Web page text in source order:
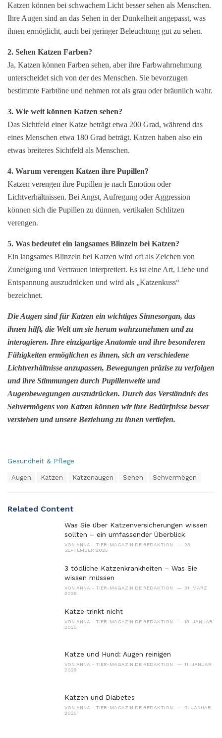
Katzen können bei schwachem Licht besser sehen als Menschen.
Ihre Augen sind an das Sehen in der Dunkelheit angepasst, was
ihnen ermöglicht, auch bei geringer Beleuchtung gut zu sehen.
2. Sehen Katzen Farben?
Ja, Katzen können Farben sehen, aber ihre Farbwahrnehmung
unterscheidet sich von der des Menschen. Sie bevorzugen
bestimmte Farbtöne und nehmen rot als grau oder bräunlich wahr.
3. Wie weit können Katzen sehen?
Das Sichtfeld einer Katze beträgt etwa 200 Grad, während das
eines Menschen etwa 180 Grad beträgt. Katzen haben also ein
etwas breiteres Sichtfeld als Menschen.
4. Warum verengen Katzen ihre Pupillen?
Katzen verengen ihre Pupillen je nach Emotion oder
Lichtverhältnissen. Bei Angst, Aufregung oder Aggression
können sich die Pupillen zu dünnen, vertikalen Schlitzen
verengen.
5. Was bedeutet ein langsames Blinzeln bei Katzen?
Ein langsames Blinzeln bei Katzen wird oft als Zeichen von
Zuneigung und Vertrauen interpretiert. Es ist eine Art, Liebe und
Entspannung auszudrücken und wird als „Katzenkuss“
bezeichnet.
Die Augen sind für Katzen ein wichtiges Sinnesorgan, das
ihnen hilft, die Welt um sie herum wahrzunehmen und zu
interagieren. Ihre einzigartige Anatomie und ihre besonderen
Fähigkeiten ermöglichen es ihnen, sich an verschiedene
Lichtverhältnisse anzupassen, Bewegungen präzise zu verfolgen
und ihre Stimmungen durch Pupillenweite und
Augenbewegungen auszudrücken. Durch das Verständnis des
Sehvermögens von Katzen können wir ihre Bedürfnisse besser
verstehen und unsere Beziehung zu ihnen vertiefen.
C
o
r
Gesundheit & Pflege
:
Augen Katzen Katzenaugen Sehen Sehvermögen
Related Content
Was Sie über Katzenversicherungen wissen
sollten – ein umfassender Überblick
VON ANNA - TIER-MAGAZIN.DE REDAKTION
23.
SEPTEMBER 2025
3 tödliche Katzenkrankheiten – Was Sie
wissen müssen
VON ANNA - TIER-MAGAZIN.DE REDAKTION
31. MÄRZ
2025
Katze trinkt nicht
VON ANNA - TIER-MAGAZIN.DE REDAKTION
13. JANUAR
2025
Katze und Hund: Augen reinigen
VON ANNA - TIER-MAGAZIN.DE REDAKTION
11. JANUAR
2025
Katzen und Diabetes
VON ANNA - TIER-MAGAZIN.DE REDAKTION
9. JANUAR
2025